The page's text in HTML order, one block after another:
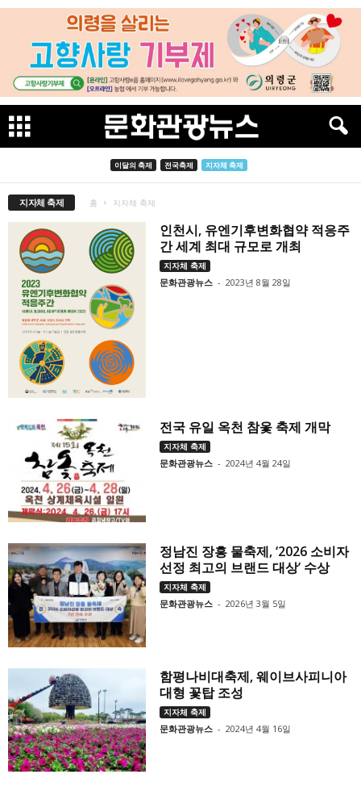
이달의 축제 전국축제 지자체 축제
지자체 축제 홈 지자체 축제
인천시, 유엔기후변화협약 적응주
간 세계 최대 규모로 개최
지자체 축제
문화관광뉴스 - 2023년 8월 28일
전국 유일 옥천 참옻 축제 개막
지자체 축제
문화관광뉴스 - 2024년 4월 24일
정남진 장흥 물축제, ‘2026 소비자
선정 최고의 브랜드 대상’ 수상
지자체 축제
문화관광뉴스 - 2026년 3월 5일
함평나비대축제, 웨이브사피니아
대형 꽃탑 조성
지자체 축제
문화관광뉴스 - 2024년 4월 16일